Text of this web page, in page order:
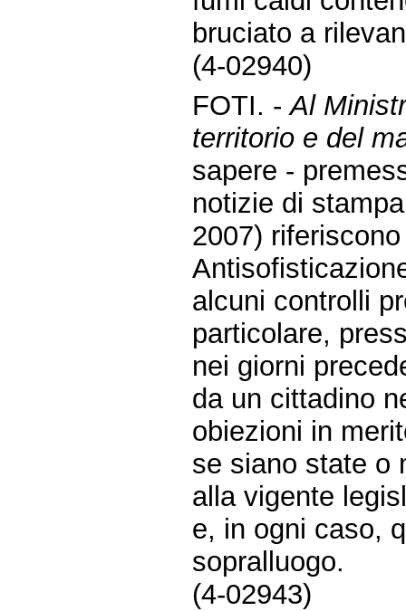
bruciato a
(4-02940)
FOTI. -Al
territorio e del
sapere -
notizie di
2007)
alcuni controlli
particolare,
nei giorni
da un cittadino
obiezioni in
se siano state o
alla vigente
e, in ogni caso,
sopralluogo.
(4-02943)